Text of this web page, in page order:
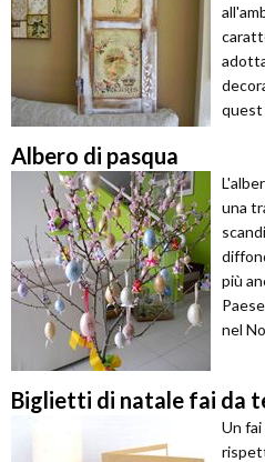
quest
Albero di pasqua
una
più
nel
Biglietti di natale fai da
Un